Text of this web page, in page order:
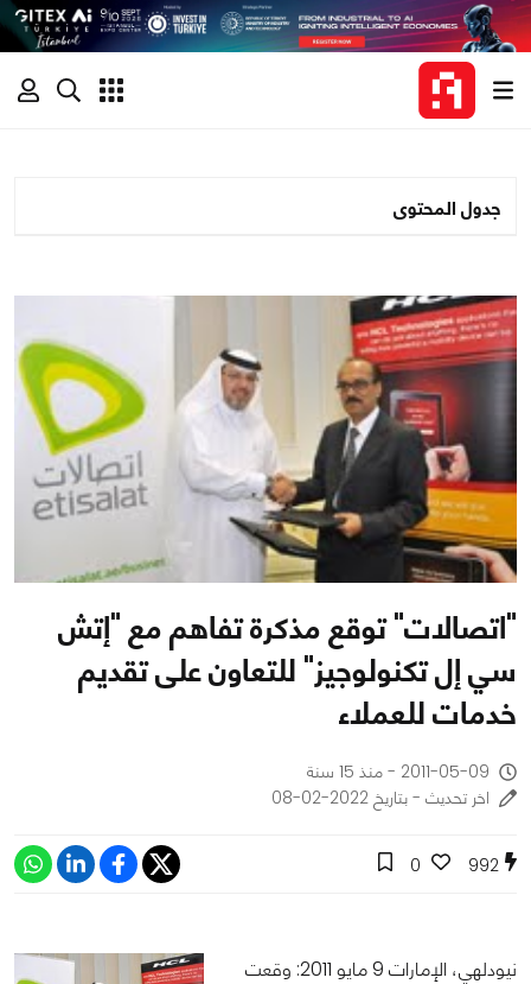
جدول المحتوى
"اتصالات" توقع مذكرة تفاهم مع "إتش
سي إل تكنولوجيز" للتعاون على تقديم
خدمات للعملاء
2011-05-09 - منذ 15 سنة
اخر تحديث - بتاريخ 2022-02-08
992
0
نيودلهي، الإمارات 9 مايو 2011: وقعت